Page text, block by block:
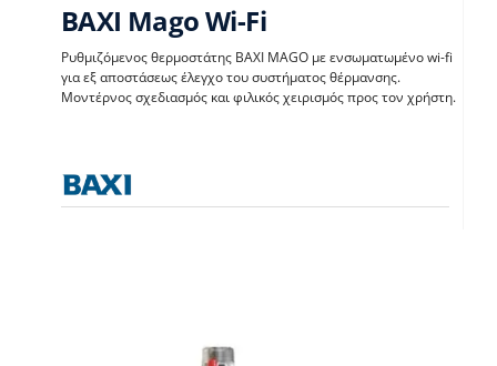
BAXI Mago Wi-Fi
Ρυθμιζόμενος θερμοστάτης BAXI MAGO με ενσωματωμένο wi-fi
για εξ αποστάσεως έλεγχο του συστήματος θέρμανσης.
Μοντέρνος σχεδιασμός και φιλικός χειρισμός προς τον χρήστη.